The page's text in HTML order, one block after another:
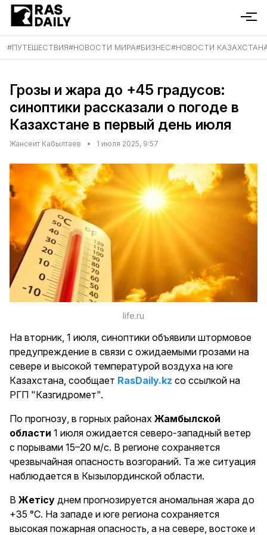
#ПУТЕШЕСТВИЯ#НОВОСТИ МИРА#БИЗНЕС#НОВОСТИ
Грозы и жара до +45 градусов:
синоптики рассказали о погоде в
Казахстане в первый день июля
Жансеит Кабылтаев • 1 июля 2025, 9:57
life.ru
На вторник, 1 июля, синоптики объявили штормовое
предупреждение в связи с ожидаемыми грозами на
севере и высокой температурой воздуха на юге
Казахстана, сообщает RasDaily.kz со ссылкой на
РГП "Казгидромет".
По прогнозу, в горных районах Жамбылской
области 1 июля ожидается северо-западный ветер
с порывами 15–20 м/с. В регионе сохраняется
чрезвычайная опасность возгораний. Та же ситуация
наблюдается в Кызылординской области.
В Жетісу днем прогнозируется аномальная жара до
+35 °C. На западе и юге региона сохраняется
высокая пожарная опасность, а на севере, востоке и